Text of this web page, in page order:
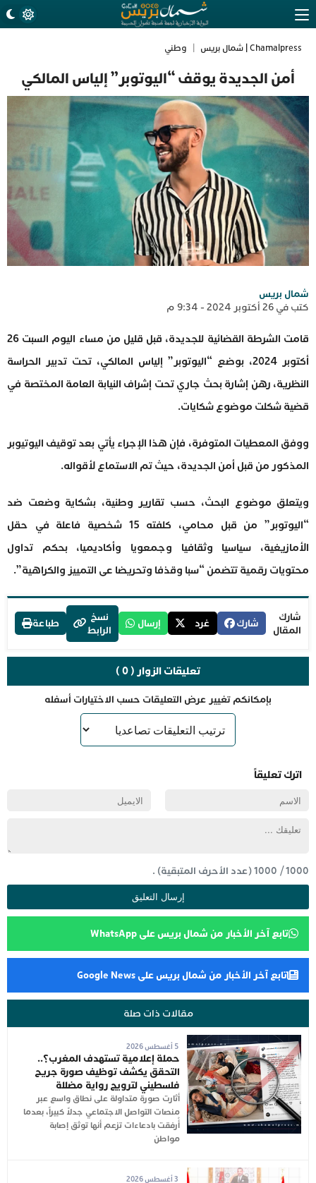
Chamalpress | شمال بريس وطني
أمن الجديدة يوقف “اليوتوبر” إلياس المالكي
شمال بريس
كتب في 26 أكتوبر 2024 - 9:34 م
قامت الشرطة القضائية للجديدة، قبل قليل من مساء اليوم السبت 26
أكتوبر 2024، بوضع “اليوتوبر” إلياس المالكي، تحت تدبير الحراسة
النظرية، رهن إشارة بحث جاري تحت إشراف النيابة العامة المختصة في
قضية شكلت موضوع شكايات.
ووفق المعطيات المتوفرة، فإن هذا الإجراء يأتي بعد توقيف اليوتيوبر
المذكور من قبل أمن الجديدة، حيث تم الاستماع لأقواله.
ويتعلق موضوع البحث، حسب تقارير وطنية، بشكاية وضعت ضد
“اليوتوبر” من قبل محامي، كلفته 15 شخصية فاعلة في حقل
الأمازيغية، سياسيا وثقافيا وجمعويا وأكاديميا، بحكم تداول
محتويات رقمية تتضمن “سبا وقذفا وتحريضا عى التمييز والكراهية”.
شارك
المقال
شارك غرد إرسال
نسخ
الرابط
طباعة
تعليقات الزوار ( 0 )
بإمكانكم تغيير عرض التعليقات حسب الاختيارات أسفله
اترك تعليقاً
1000
/
1000(عدد الأحرف المتبقية) .
تابع آخر الأخبار من شمال بريس على WhatsApp
تابع آخر الأخبار من شمال بريس على Google News
مقالات ذات صلة
5 أغسطس 2026
حملة إعلامية تستهدف المغرب؟..
التحقق يكشف توظيف صورة جريح
فلسطيني لترويج رواية مضللة
أثارت صورة متداولة على نطاق واسع عبر
منصات التواصل الاجتماعي جدلاً كبيراً، بعدما
أُرفقت بادعاءات تزعم أنها توثق إصابة
مواطن